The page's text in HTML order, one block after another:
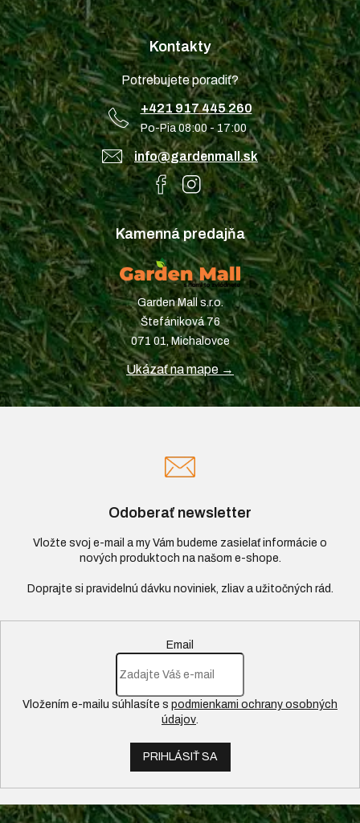
Kontakty
Potrebujete poradiť?
+421 917 445 260
Po-Pia 08:00 - 17:00
info@gardenmall.sk
Kamenná predajňa
Garden Mall s.r.o.
Štefániková 76
071 01, Michalovce
Ukázať na mape →
Odoberať newsletter
Vložte svoj e-mail a my Vám budeme zasielať informácie o
nových produktoch na našom e-shope.
Email
Vložením e-mailu súhlasíte s podmienkami ochrany osobných
údajov.
PRIHLÁSIŤ SA